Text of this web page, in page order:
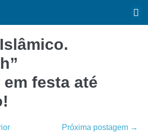
festa até
Próxima postagem →